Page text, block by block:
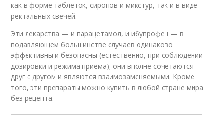
как в форме таблеток, сиропов и микстур, так и в виде
ректальных свечей.
Эти лекарства — и парацетамол, и ибупрофен — в
подавляющем большинстве случаев одинаково
эффективны и безопасны (естественно, при соблюдении
дозировки и режима приема), они вполне сочетаются
друг с другом и являются взаимозаменяемыми. Кроме
того, эти препараты можно купить в любой стране мира
без рецепта.